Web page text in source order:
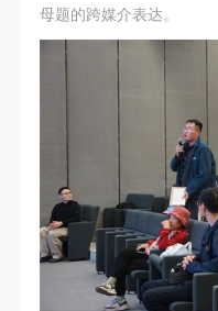
母题的跨媒介表达。